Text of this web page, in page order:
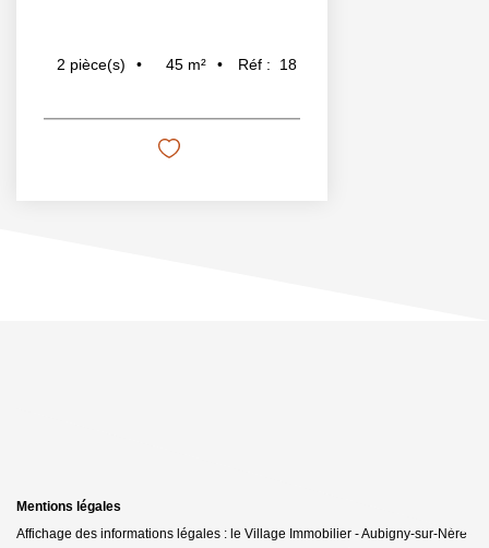
2 pièce(s) 45 m² Réf : 18
Mentions légales
Affichage des informations légales : le Village Immobilier - Aubigny-sur-Nère